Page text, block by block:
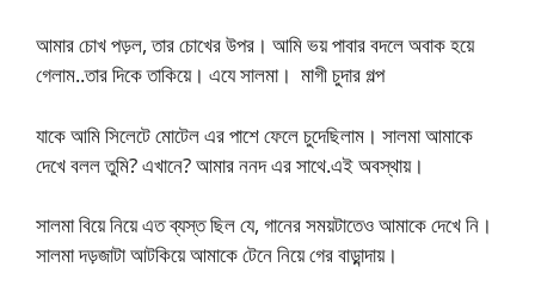
আমার চোখ পড়ল, তার চোখের উপর। আমি ভয় পাবার বদলে অবাক হয়ে
গেলাম..তার দিকে তাকিয়ে। এযে সালমা। মাগী চুদার গল্প
যাকে আমি সিলেটে মোটেল এর পাশে ফেলে চুদেছিলাম। সালমা আমাকে
দেখে বলল তুমি? এখানে? আমার ননদ এর সাথে.এই অবস্থায়।
সালমা বিয়ে নিয়ে এত ব্যস্ত ছিল যে, গানের সময়টাতেও আমাকে দেখে নি।
সালমা দড়জাটা আটকিয়ে আমাকে টেনে নিয়ে গের বাড়ান্দায়।